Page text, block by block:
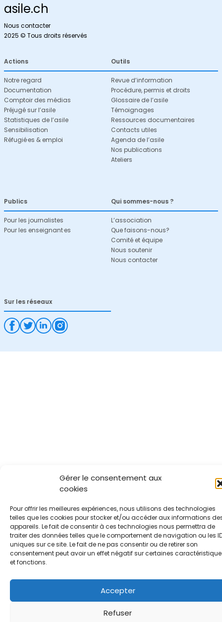
Gérer le consentement aux
cookies
Pour offrir les meilleures expériences, nous utilisons des technologies
telles que les cookies pour stocker et/ou accéder aux informations
appareils. Le fait de consentir à ces technologies nous permettra de
traiter des données telles que le comportement de navigation ou les
uniques sur ce site. Le fait de ne pas consentir ou de retirer son
consentement peut avoir un effet négatif sur certaines
et fonctions.
Accepter
Refuser
asile.ch
Nous contacter
2025 © Tous droits réservés
Actions
Notre regard
Documentation
Comptoir des médias
Préjugé sur l’asile
Statistiques de l’asile
Sensibilisation
Réfugié·es & emploi
Outils
Revue d’information
Procédure, permis et droits
Glossaire de l’asile
Témoignages
Ressources documentaires
Contacts utiles
Agenda de l’asile
Nos publications
Ateliers
Publics
Pour les journalistes
Pour les enseignant·es
Qui sommes-nous ?
L’association
Que faisons-nous?
Comité et équipe
Nous soutenir
Nous contacter
Sur les réseaux